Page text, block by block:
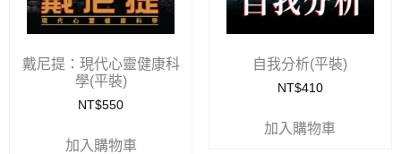
戴尼提：現代心靈健康科
學(平裝)
NT$550
加入購物車
自我分析(平裝)
NT$410
加入購物車